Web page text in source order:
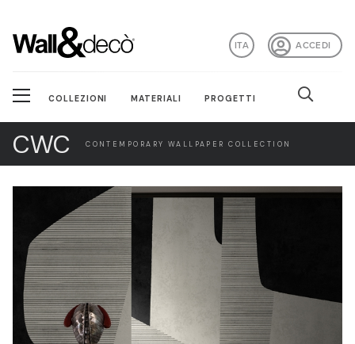
ACCEDI
ITA
COLLEZIONI MATERIALI PROGETTI
CWC CONTEMPORARY WALLPAPER COLLECTION